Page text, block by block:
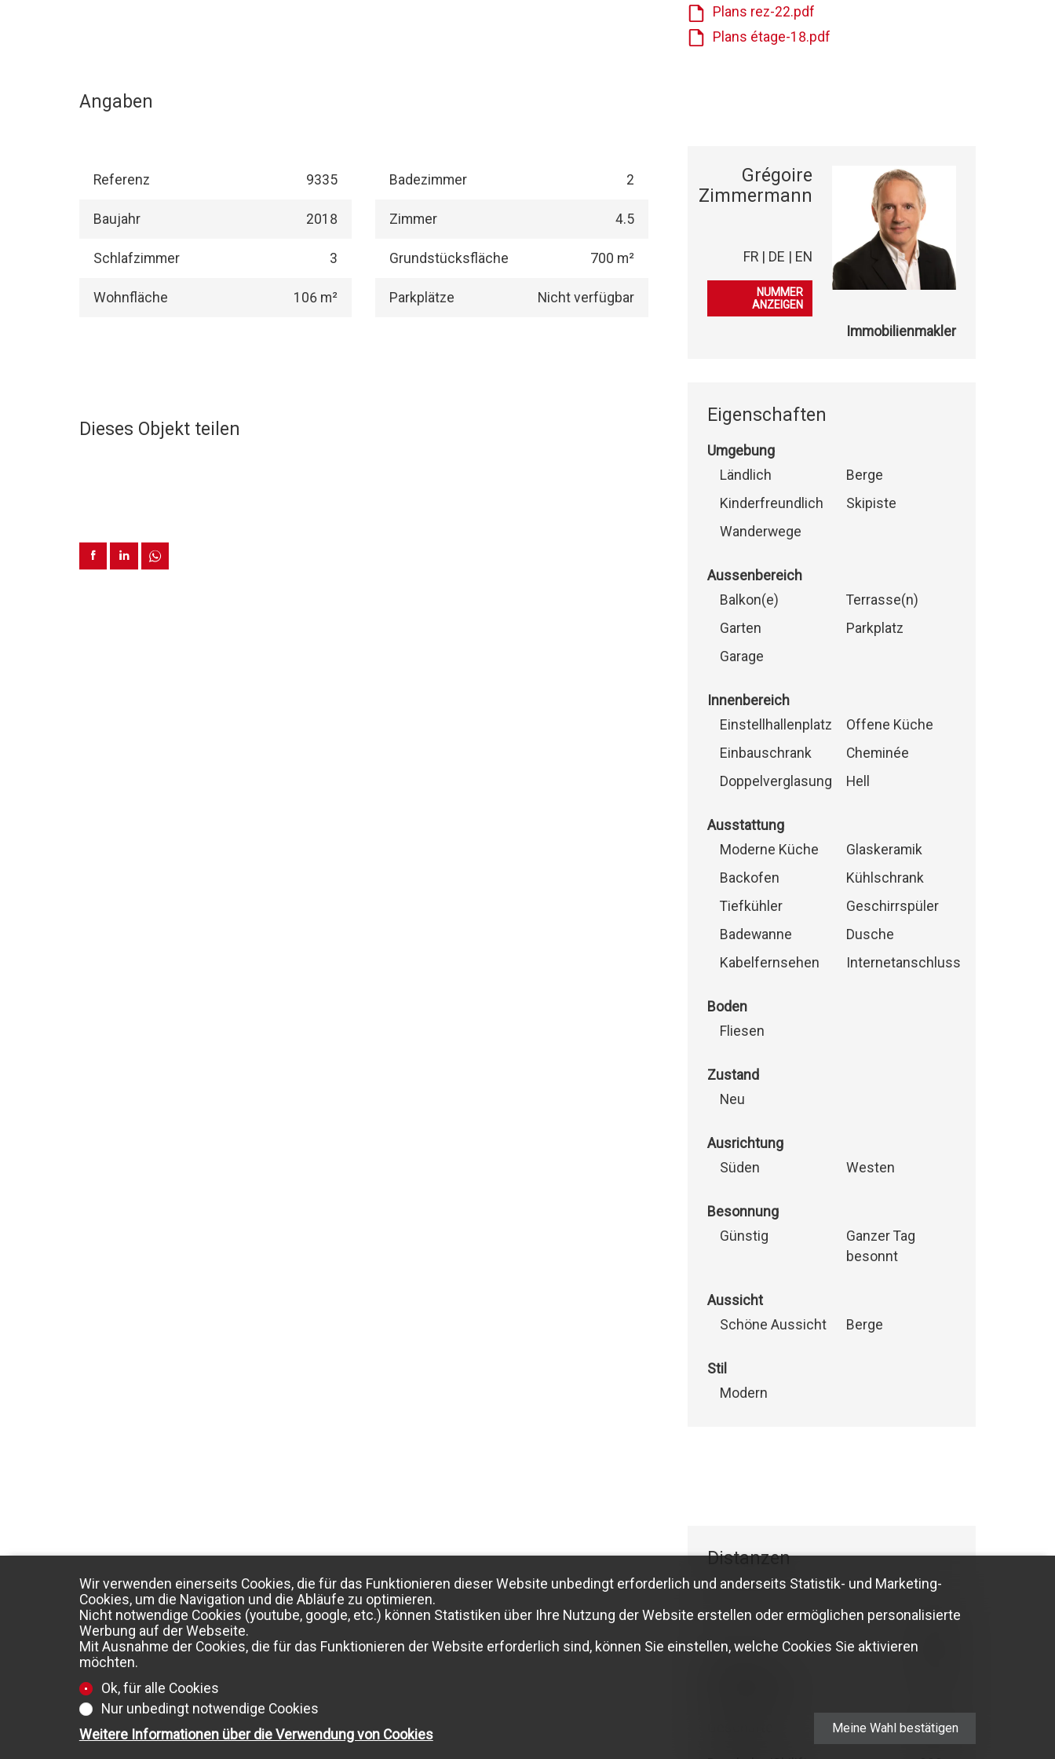
Angaben
Referenz 9335 Badezimmer 2
Baujahr 2018 Zimmer 4.5
Schlafzimmer 3 Grundstücksfläche 700 m²
Wohnfläche 106 m² Parkplätze Nicht verfügbar
Dieses Objekt teilen
Plans rez-22.pdf
Plans étage-18.pdf
Grégoire
Zimmermann
FR | DE | EN
079 276 23 45
NUMMER
ANZEIGEN
Immobilienmakler
Eigenschaften
Umgebung
Ländlich
Berge
Kinderfreundlich
Skipiste
Wanderwege
Aussenbereich
Balkon(e)
Terrasse(n)
Garten
Parkplatz
Garage
Innenbereich
Einstellhallenplatz
Offene Küche
Einbauschrank
Cheminée
Doppelverglasung
Hell
Ausstattung
Moderne Küche
Glaskeramik
Backofen
Kühlschrank
Tiefkühler
Geschirrspüler
Badewanne
Dusche
Kabelfernsehen
Internetanschluss
Boden
Fliesen
Zustand
Neu
Ausrichtung
Süden
Westen
Besonnung
Günstig
Ganzer Tag
besonnt
Aussicht
Schöne Aussicht
Berge
Stil
Modern
Distanzen
300 m
Wir verwenden einerseits Cookies, die für das Funktionieren dieser Website unbedingt erforderlich und anderseits Statistik- und Marketing-
Cookies, um die Navigation und die Abläufe zu optimieren.
Nicht notwendige Cookies (youtube, google, etc.) können Statistiken über Ihre Nutzung der Website erstellen oder ermöglichen personalisierte
Werbung auf der Webseite.
Mit Ausnahme der Cookies, die für das Funktionieren der Website erforderlich sind, können Sie einstellen, welche Cookies Sie aktivieren
möchten.
Ok, für alle Cookies
Nur unbedingt notwendige Cookies
Weitere Informationen über die Verwendung von Cookies
Meine Wahl bestätigen